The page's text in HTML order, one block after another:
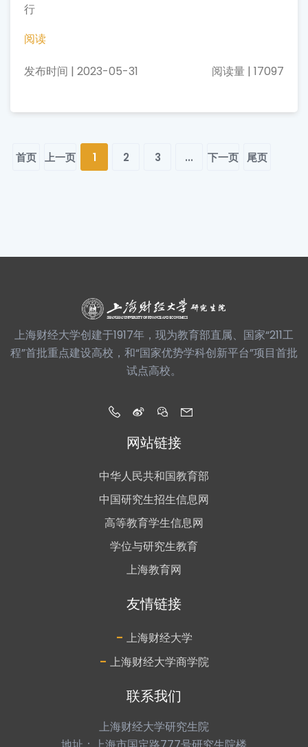
行
阅读
发布时间 | 2023-05-31 阅读量 | 17097
首页 上一页 1 2 3 ... 下一页 尾页
上海财经大学创建于1917年，现为教育部直属、国家“211工
程”首批重点建设高校，和“国家优势学科创新平台”项目首批
试点高校。
网站链接
中华人民共和国教育部
中国研究生招生信息网
高等教育学生信息网
学位与研究生教育
上海教育网
友情链接
- 上海财经大学
- 上海财经大学商学院
联系我们
上海财经大学研究生院